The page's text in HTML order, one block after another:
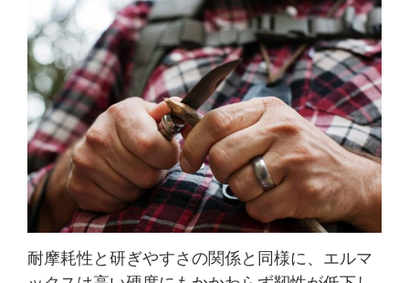
耐摩耗性と研ぎやすさの関係と同様に、エルマ